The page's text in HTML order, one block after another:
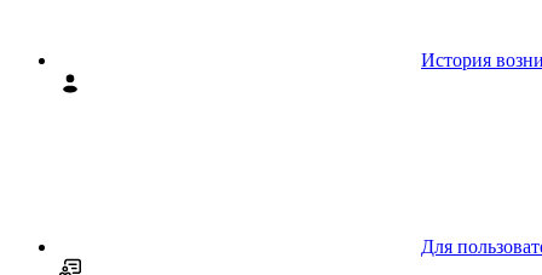
История
Для